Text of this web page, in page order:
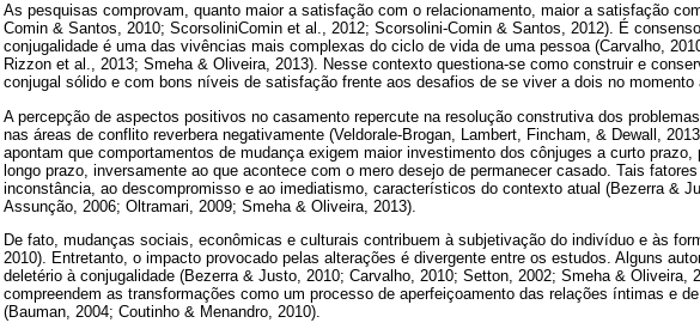
As pesquisas comprovam, quanto maior a satisfação com o relacionamento, maior a satisfação
Comin & Santos, 2010; ScorsoliniComin et al., 2012; Scorsolini-Comin & Santos, 2012). É
conjugalidade é uma das vivências mais complexas do ciclo de vida de uma pessoa (Carvalho,
Rizzon et al., 2013; Smeha & Oliveira, 2013). Nesse contexto questiona-se como construir e
conjugal sólido e com bons níveis de satisfação frente aos desafios de se viver a dois no momento
A percepção de aspectos positivos no casamento repercute na resolução construtiva dos
nas áreas de conflito reverbera negativamente (Veldorale-Brogan, Lambert, Fincham, & Dewall,
apontam que comportamentos de mudança exigem maior investimento dos cônjuges a curto
longo prazo, inversamente ao que acontece com o mero desejo de permanecer casado. Tais
inconstância, ao descompromisso e ao imediatismo, característicos do contexto atual (Bezerra &
Assunção, 2006; Oltramari, 2009; Smeha & Oliveira, 2013).
De fato, mudanças sociais, econômicas e culturais contribuem à subjetivação do indivíduo e às
2010). Entretanto, o impacto provocado pelas alterações é divergente entre os estudos. Alguns
deletério à conjugalidade (Bezerra & Justo, 2010; Carvalho, 2010; Setton, 2002; Smeha & Oliveira,
compreendem as transformações como um processo de aperfeiçoamento das relações íntimas e
(Bauman, 2004; Coutinho & Menandro, 2010).